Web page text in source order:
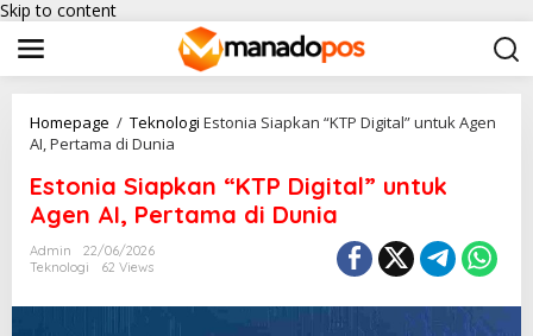
Skip to content
Homepage / Teknologi Estonia Siapkan “KTP Digital” untuk Agen
AI, Pertama di Dunia
Estonia Siapkan “KTP Digital” untuk
Agen AI, Pertama di Dunia
Admin
22/06/2026
Teknologi
62 Views